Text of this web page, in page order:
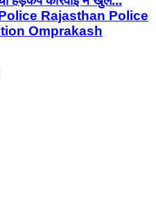
Police Rajasthan Police
Omprakash